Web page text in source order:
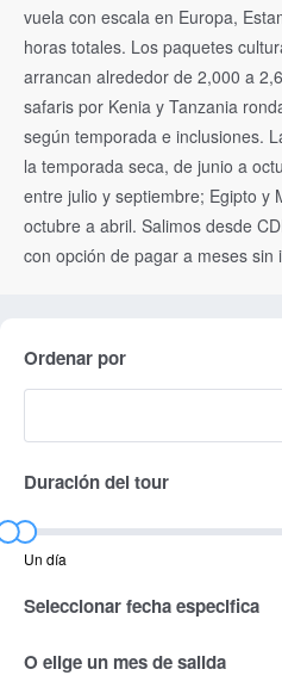
vuela con escala en Europa,
horas totales. Los paquetes
arrancan alrededor de 2,000 a
safaris por Kenia y Tanzania
según temporada e inclusiones.
la temporada seca, de junio a
entre julio y septiembre; Egipto y
octubre a abril. Salimos desde
con opción de pagar a meses sin
Ordenar por
Duración del tour
Un día
Seleccionar fecha especifica
O elige un mes de salida